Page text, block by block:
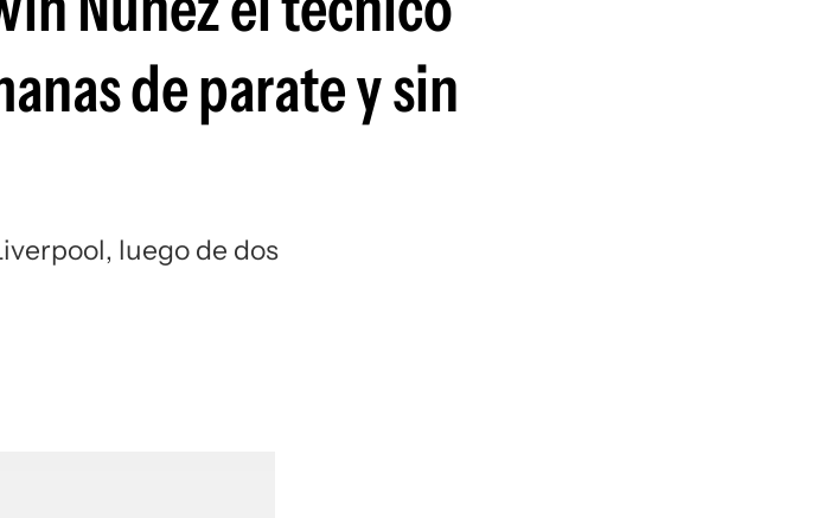
de parate y sin
luego de dos